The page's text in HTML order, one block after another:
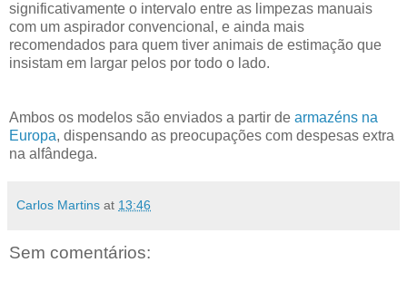
significativamente o intervalo entre as limpezas manuais
com um aspirador convencional, e ainda mais
recomendados para quem tiver animais de estimação que
insistam em largar pelos por todo o lado.
Ambos os modelos são enviados a partir de armazéns na
Europa, dispensando as preocupações com despesas extra
na alfândega.
Carlos Martins at 13:46
Sem comentários: